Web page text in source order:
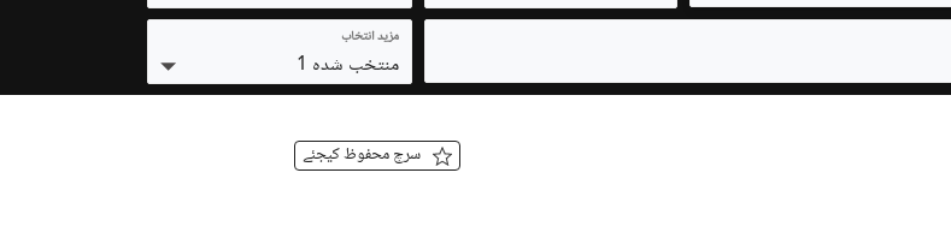
مزید انتخاب
منتخب شدہ 1
سرچ محفوظ کیجئے